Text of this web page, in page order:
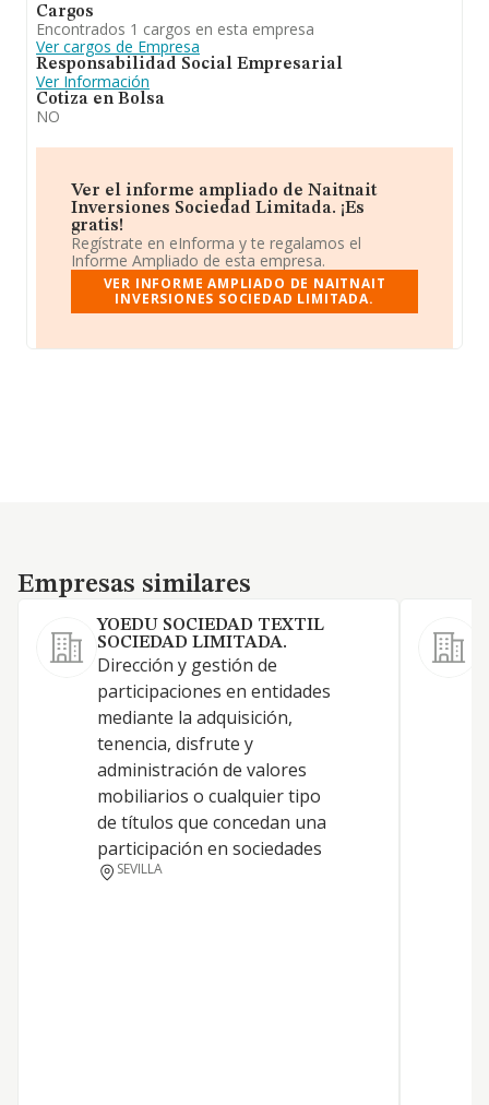
Cargos
Encontrados 1 cargos en esta empresa
Ver cargos de Empresa
Responsabilidad Social Empresarial
Ver Información
Cotiza en Bolsa
NO
Ver el informe ampliado de Naitnait
Inversiones Sociedad Limitada. ¡Es
gratis!
Regístrate en eInforma y te regalamos el
Informe Ampliado de esta empresa.
VER INFORME AMPLIADO DE NAITNAIT
INVERSIONES SOCIEDAD LIMITADA.
Empresas similares
Empresas similares
YOEDU SOCIEDAD TEXTIL
SOCIEDAD LIMITADA.
Dirección y gestión de
participaciones en entidades
mediante la adquisición,
tenencia, disfrute y
administración de valores
mobiliarios o cualquier tipo
de títulos que concedan una
participación en sociedades
SEVILLA